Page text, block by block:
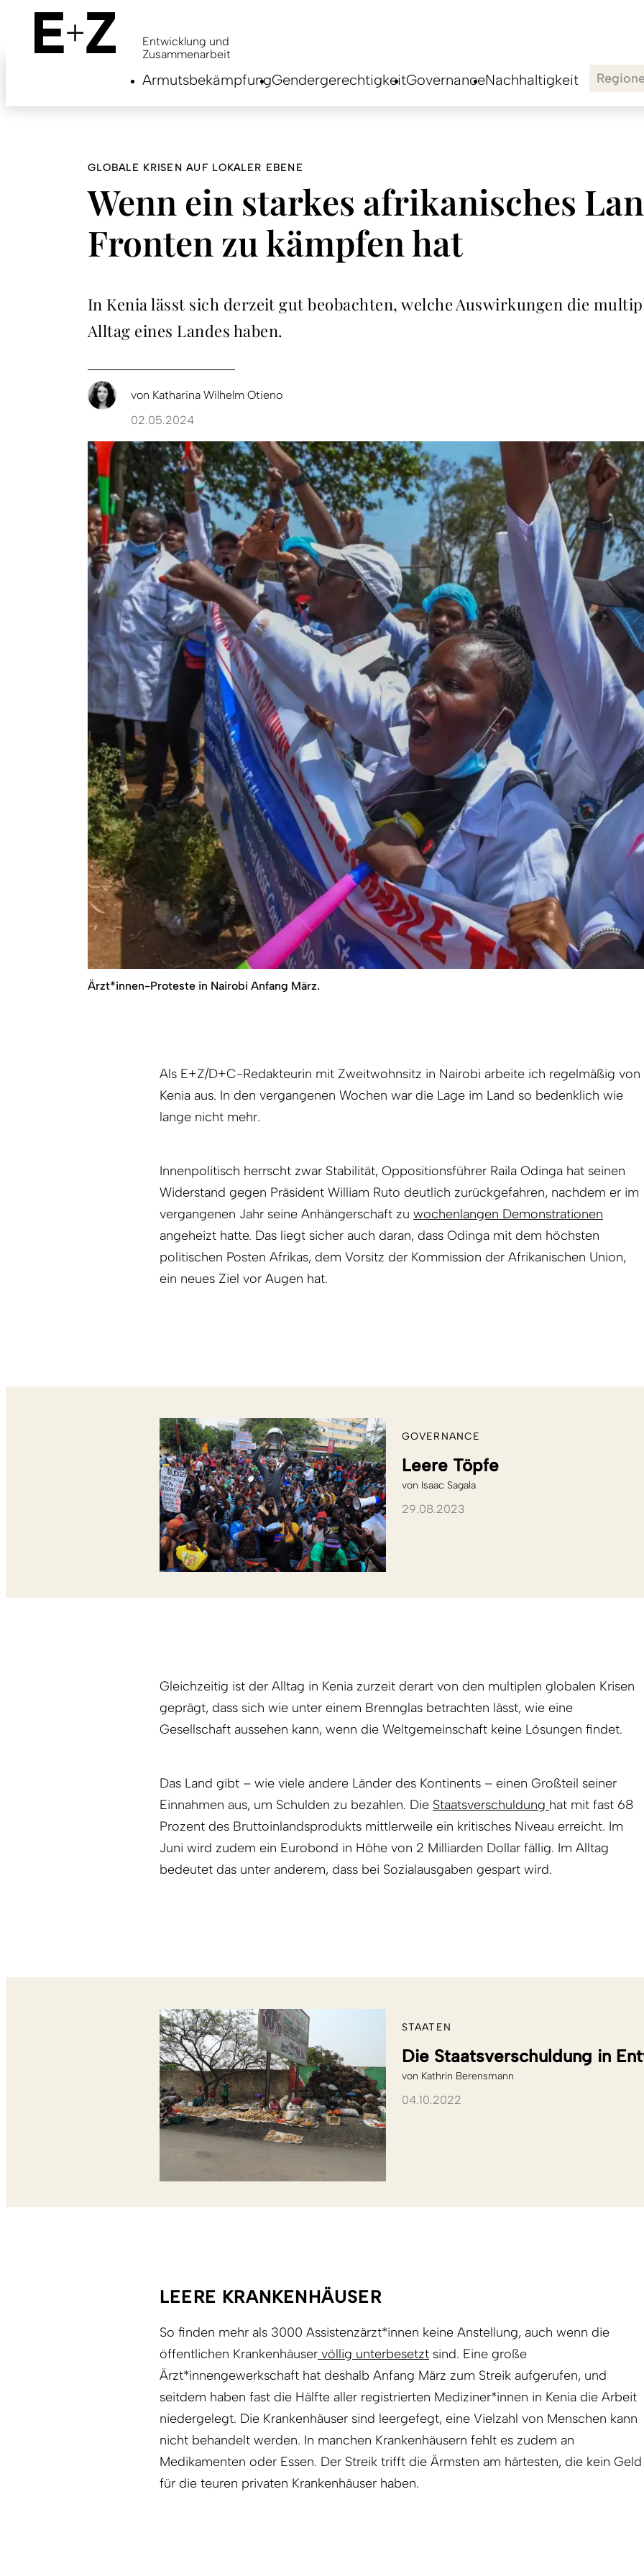
content
Entwicklung und
Zusammenarbeit
ArmutsbekämpfungGendergerechtigkeitGovernanceNachhaltigkeit
GLOBALE KRISEN AUF LOKALER EBENE
Wenn ein starkes afrikanisches
Fronten zu kämpfen hat
In Kenia lässt sich derzeit gut beobachten, welche Auswirkungen die
Alltag eines Landes haben.
von Katharina Wilhelm Otieno
02.05.2024
Ärzt*innen-Proteste in Nairobi Anfang März.
Als E+Z/D+C-Redakteurin mit Zweitwohnsitz in Nairobi arbeite ich regelmäßig von
Kenia aus. In den vergangenen Wochen war die Lage im Land so bedenklich wie
lange nicht mehr.
Innenpolitisch herrscht zwar Stabilität, Oppositionsführer Raila Odinga hat seinen
Widerstand gegen Präsident William Ruto deutlich zurückgefahren, nachdem er im
vergangenen Jahr seine Anhängerschaft zu wochenlangen Demonstrationen
angeheizt hatte. Das liegt sicher auch daran, dass Odinga mit dem höchsten
politischen Posten Afrikas, dem Vorsitz der Kommission der Afrikanischen Union,
ein neues Ziel vor Augen hat.
GOVERNANCE
Leere Töpfe
von Isaac Sagala
29.08.2023
Gleichzeitig ist der Alltag in Kenia zurzeit derart von den multiplen globalen Krisen
geprägt, dass sich wie unter einem Brennglas betrachten lässt, wie eine
Gesellschaft aussehen kann, wenn die Weltgemeinschaft keine Lösungen findet.
Das Land gibt – wie viele andere Länder des Kontinents – einen Großteil seiner
Einnahmen aus, um Schulden zu bezahlen. Die Staatsverschuldung hat mit fast 68
Prozent des Bruttoinlandsprodukts mittlerweile ein kritisches Niveau erreicht. Im
Juni wird zudem ein Eurobond in Höhe von 2 Milliarden Dollar fällig. Im Alltag
bedeutet das unter anderem, dass bei Sozialausgaben gespart wird.
STAATEN
Die Staatsverschuldung in
von Kathrin Berensmann
04.10.2022
LEERE KRANKENHÄUSER
So finden mehr als 3000 Assistenz­ärzt*innen keine Anstellung, auch wenn die
öffentlichen Krankenhäuser völlig unterbesetzt sind. Eine große
Ärzt*innengewerkschaft hat deshalb Anfang März zum Streik aufgerufen, und
seitdem haben fast die Hälfte aller registrierten Mediziner*innen in Kenia die Arbeit
niedergelegt. Die Krankenhäuser sind leergefegt, eine Vielzahl von Menschen kann
nicht behandelt werden. In manchen Krankenhäusern fehlt es zudem an
Medikamenten oder Essen. Der Streik trifft die Ärmsten am härtesten, die kein Geld
für die teuren privaten Krankenhäuser haben.